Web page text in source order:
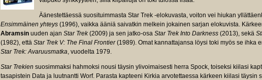
Äänestettäessä suosituimmasta Star Trek -elokuvasta, voiton vei hiukan
Ensimmäinen yhteys (1996), vaikka ääniä saivatkin melkein jokainen sarjan elokuvista.
Abramsin uuden ajan Star Trek(2009) ja sen jatko-osa Star Trek Into Darkness (2013), sekä
(1982), että Star Trek V: The Final Frontier(1989). Omat kannattajansa löysi toki myös se ihka
Star Trek: Avaruusmatka, vuodelta 1979.
Star Trekien suosimmaksi hahmoksi nousi täysin ylivoimaisesti herra Spock, toiseksi kiilasi
tasapistein Data ja luutnantti Worf. Parasta kapteeni Kirkia arvotettaessa kärkeen kiilasi täysin